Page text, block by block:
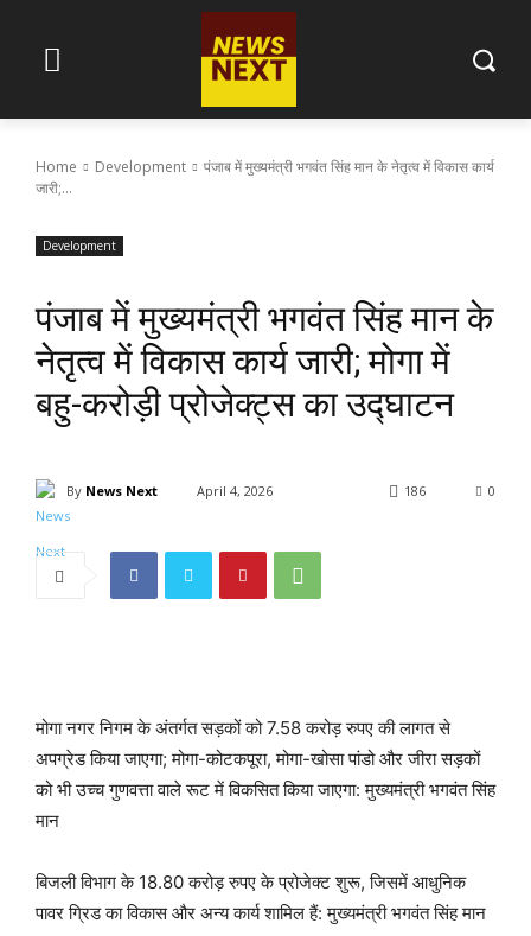
Home Development
पंजाब में मुख्यमंत्री भगवंत सिंह मान के नेतृत्व में विकास कार्य
जारी;...
Development
पंजाब में मुख्यमंत्री भगवंत सिंह मान के
नेतृत्व में विकास कार्य जारी; मोगा में
बहु-करोड़ी प्रोजेक्ट्स का उद्घाटन
By News Next April 4, 2026 0
186
मोगा नगर निगम के अंतर्गत सड़कों को 7.58 करोड़ रुपए की लागत से
अपग्रेड किया जाएगा; मोगा-कोटकपूरा, मोगा-खोसा पांडो और जीरा सड़कों
को भी उच्च गुणवत्ता वाले रूट में विकसित किया जाएगा: मुख्यमंत्री भगवंत सिंह
मान
बिजली विभाग के 18.80 करोड़ रुपए के प्रोजेक्ट शुरू, जिसमें आधुनिक
पावर ग्रिड का विकास और अन्य कार्य शामिल हैं: मुख्यमंत्री भगवंत सिंह मान